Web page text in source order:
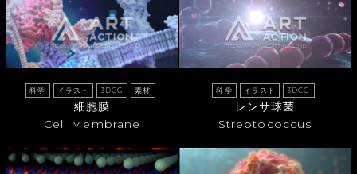
科学 イラスト 3DCG 素材
細胞膜
Cell Membrane
科学 イラスト 3DCG
レンサ球菌
Streptococcus